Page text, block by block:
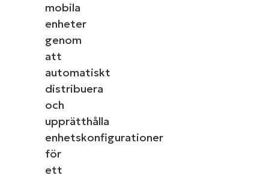
mobila
enheter
genom
att
automatiskt
distribuera
och
upprätthålla
enhetskonfigurationer
för
ett